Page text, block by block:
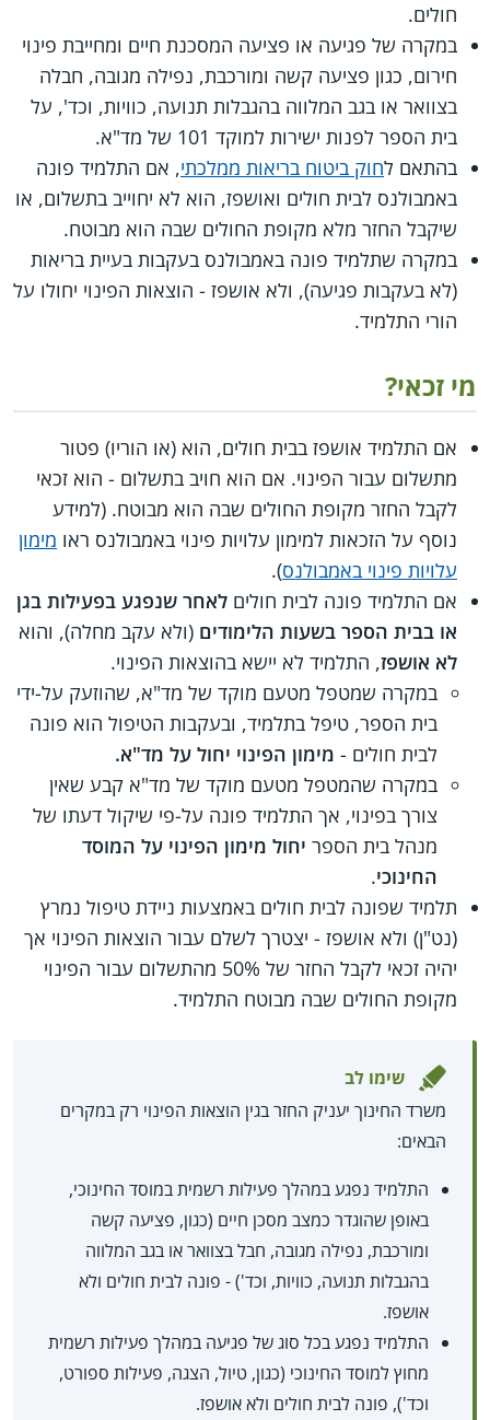
חולים.
במקרה של פגיעה או פציעה המסכנת חיים ומחייבת פינוי
חירום, כגון פציעה קשה ומורכבת, נפילה מגובה, חבלה
בצוואר או בגב המלווה בהגבלות תנועה, כוויות, וכד', על
בית הספר לפנות ישירות למוקד 101 של מד"א.
בהתאם לחוק ביטוח בריאות ממלכתי, אם התלמיד פונה
באמבולנס לבית חולים ואושפז, הוא לא יחוייב בתשלום, או
שיקבל החזר מלא מקופת החולים שבה הוא מבוטח.
במקרה שתלמיד פונה באמבולנס בעקבות בעיית בריאות
(לא בעקבות פגיעה), ולא אושפז - הוצאות הפינוי יחולו על
הורי התלמיד.
מי זכאי?
אם התלמיד אושפז בבית חולים, הוא (או הוריו) פטור
מתשלום עבור הפינוי. אם הוא חויב בתשלום - הוא זכאי
לקבל החזר מקופת החולים שבה הוא מבוטח. (למידע
נוסף על הזכאות למימון עלויות פינוי באמבולנס ראו מימון
עלויות פינוי באמבולנס).
אם התלמיד פונה לבית חולים לאחר שנפגע בפעילות בגן
או בבית הספר בשעות הלימודים (ולא עקב מחלה), והוא
לא אושפז, התלמיד לא יישא בהוצאות הפינוי.
במקרה שמטפל מטעם מוקד של מד"א, שהוזעק על-ידי
בית הספר, טיפל בתלמיד, ובעקבות הטיפול הוא פונה
לבית חולים - מימון הפינוי יחול על מד"א.
במקרה שהמטפל מטעם מוקד של מד"א קבע שאין
צורך בפינוי, אך התלמיד פונה על-פי שיקול דעתו של
מנהל בית הספר יחול מימון הפינוי על המוסד
החינוכי.
תלמיד שפונה לבית חולים באמצעות ניידת טיפול נמרץ
(נט"ן) ולא אושפז - יצטרך לשלם עבור הוצאות הפינוי אך
יהיה זכאי לקבל החזר של 50% מהתשלום עבור הפינוי
מקופת החולים שבה מבוטח התלמיד.
שימו לב
משרד החינוך יעניק החזר בגין הוצאות הפינוי רק במקרים
הבאים:
התלמיד נפגע במהלך פעילות רשמית במוסד החינוכי,
באופן שהוגדר כמצב מסכן חיים (כגון, פציעה קשה
ומורכבת, נפילה מגובה, חבל בצוואר או בגב המלווה
בהגבלות תנועה, כוויות, וכד') - פונה לבית חולים ולא
אושפז.
התלמיד נפגע בכל סוג של פגיעה במהלך פעילות רשמית
מחוץ למוסד החינוכי (כגון, טיול, הצגה, פעילות ספורט,
וכד'), פונה לבית חולים ולא אושפז.